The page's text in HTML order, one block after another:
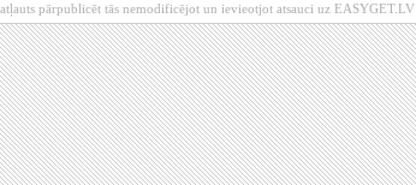
pārpublicēt tās nemodificējot un ievieotjot atsauci uz EASYGET.LV